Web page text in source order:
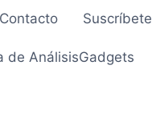
Contacto Suscríbete
de AnálisisGadgets